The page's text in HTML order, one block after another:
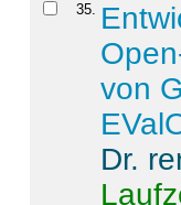
35.
von
Dr.